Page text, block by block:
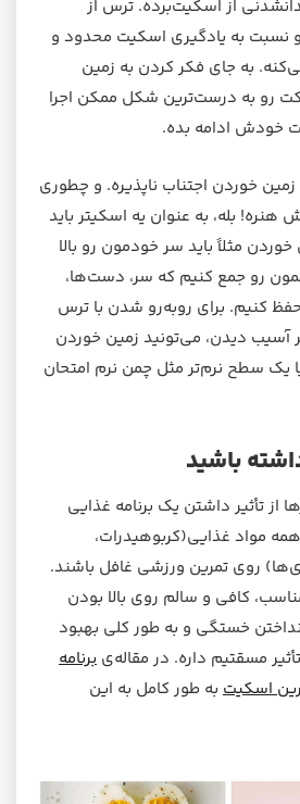
از اسکیت‌برده. ترس از
نسبت به یادگیری اسکیت محدود و
به جای فکر کردن به زمین
رو به درست‌ترین شکل ممکن اجرا
خودش ادامه بده.
خوردن اجتناب نا‌پذیره. و چطوری
بله، به عنوان یه اسکیتر باید
مثلاً باید سر خودمون رو بالا
رو جمع کنیم که سر، دست‌ها،
کنیم. برای روبه‌رو شدن با ترس
آسیب دیدن، می‌تونید زمین خوردن
سطح نرم‌تر مثل چمن نرم امتحان
از تأثیر داشتن یک برنامه غذایی
مواد غذایی(کربوهیدرات،
روی تمرین ورزشی غافل باشند.
کافی و سالم روی بالا بودن
خستگی و به طور کلی بهبود
مسقتیم داره. در مقاله‌ی برنامه
اسکیت به طور کامل به این